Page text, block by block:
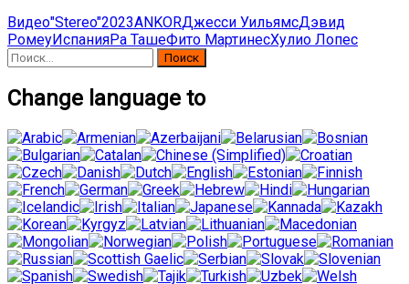
Видео"Stereo"2023ANKORДжесси УильямсДэвид
РомеуИспанияРа ТашеФито МартинесХулио Лопес
Найти:
Change language to